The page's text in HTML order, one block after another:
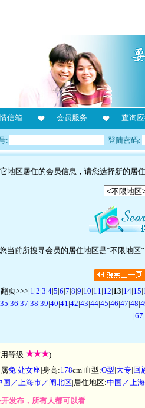
信箱 会员服务 查询
: 登陆密码:
地区居住的会员信息，请您选择新的居
您当前所搜寻会员的居住地区是“不限地区
页>>>|1 |2|3|4|5|6|7|8|9|10|11 |12|13|14|15|
35|36|37|38|39|40|41 |42|43|44|45|46|47|48|
|67|
等级:
)
兔 |处女座|身高:178cm|血型:O型|大专|回
国／上海市／闸北区|居住地区:中国／上
发布，所有人都可以看